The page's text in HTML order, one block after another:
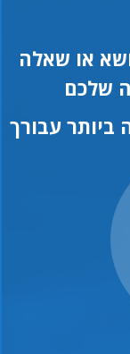
או שאלה
שלכם
עבורך